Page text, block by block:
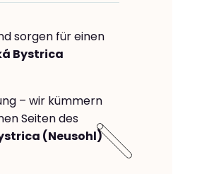
sorgen für einen
Bystrica
– wir kümmern
Seiten des
(Neusohl)